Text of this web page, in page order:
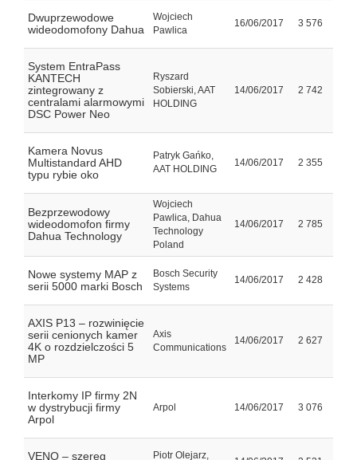
Dwuprzewodowe
wideodomofony Dahua
Wojciech
Pawlica
16/06/2017 3 576
System EntraPass
KANTECH
zintegrowany z
centralami alarmowymi
DSC Power Neo
Ryszard
Sobierski, AAT
HOLDING
14/06/2017 2 742
Kamera Novus
Multistandard AHD
typu rybie oko
Patryk Gańko,
AAT HOLDING
14/06/2017 2 355
Bezprzewodowy
wideodomofon firmy
Dahua Technology
Wojciech
Pawlica, Dahua
Technology
Poland
14/06/2017 2 785
Nowe systemy MAP z
serii 5000 marki Bosch
Bosch Security
Systems
14/06/2017 2 428
AXIS P13 – rozwinięcie
serii cenionych kamer
4K o rozdzielczości 5
MP
Axis
Communications
14/06/2017 2 627
Interkomy IP firmy 2N
w dystrybucji firmy
Arpol
Arpol 14/06/2017 3 076
VENO – szereg Piotr Olejarz,